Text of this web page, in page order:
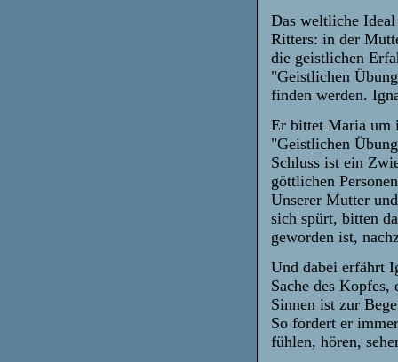
Das weltliche
Ritters: in der
die geistlichen
"Geistlichen
finden werden.
Er bittet Maria um
"Geistlichen
Schluss ist ein
göttlichen
Unserer Mutter
sich spürt, bitten
geworden ist,
Und dabei erfährt
Sache des Kopfes,
Sinnen ist zur
So fordert er
fühlen, hören,